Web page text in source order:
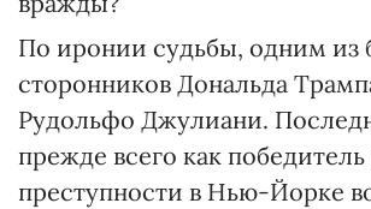
По иронии судьбы, одним
сторонников Дональда
Рудольфо Джулиани.
прежде всего как победитель
преступности в Нью-Йорке